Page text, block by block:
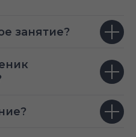
занятие?